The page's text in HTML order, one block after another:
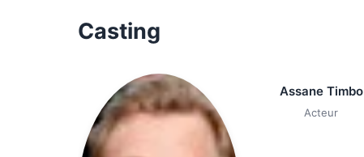
Casting
Assane Timbo
Acteur